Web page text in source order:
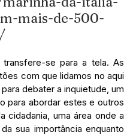
mais-de-500-
se para a tela. As
com que lidamos no aqui
debater a inquietude, um
para abordar estes e outros
cidadania, uma área onde a
sua importância enquanto